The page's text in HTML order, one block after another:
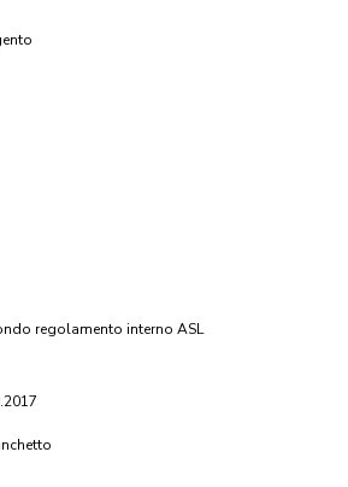
regolamento interno ASL